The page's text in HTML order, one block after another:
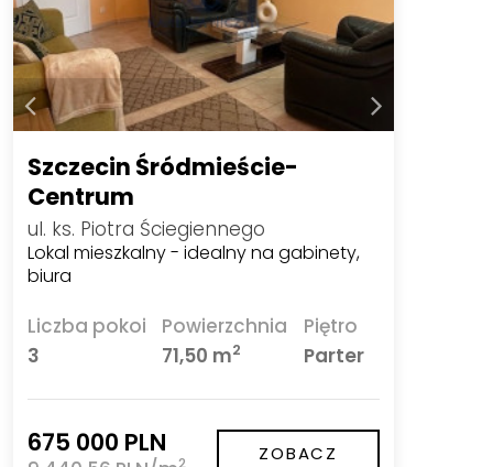
Szczecin Śródmieście-
Centrum
ul. ks. Piotra Ściegiennego
Lokal mieszkalny - idealny na gabinety,
biura
Liczba pokoi
3
Powierzchnia
71,50 m2
Piętro
Parter
675 000 PLN ZOBACZ